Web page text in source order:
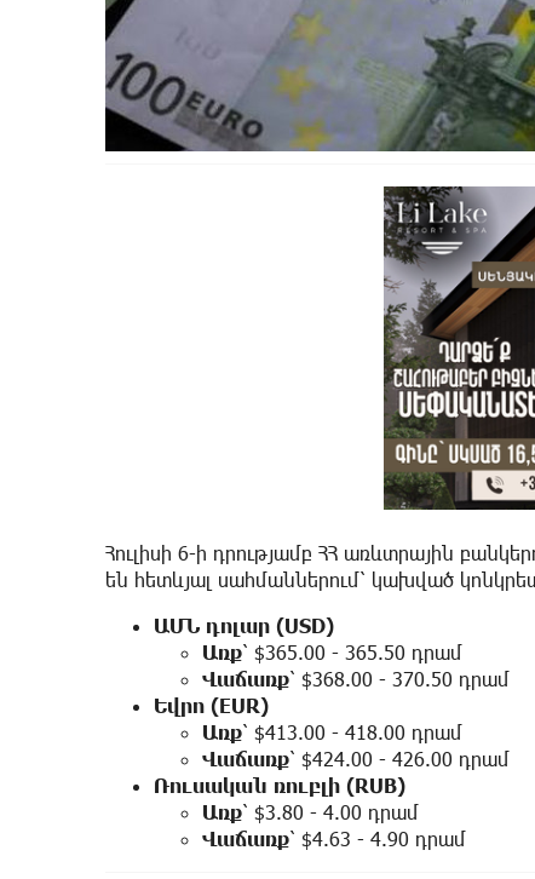
Հուլիսի 6-ի դրությամբ ՀՀ առևտրային
են հետևյալ սահմաններում՝ կախված
ԱՄՆ դոլար (USD)
Առք՝ $365.00 - 365.50 դրամ
Վաճառք՝ $368.00 - 370.50 դրամ
Եվրո (EUR)
Առք՝ $413.00 - 418.00 դրամ
Վաճառք՝ $424.00 - 426.00 դրամ
Ռուսական ռուբլի (RUB)
Առք՝ $3.80 - 4.00 դրամ
Վաճառք՝ $4.63 - 4.90 դրամ